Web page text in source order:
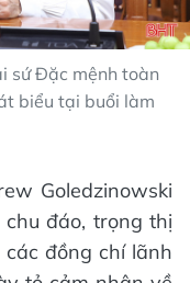
sứ Đặc mệnh toàn
biểu tại buổi làm
Goledzinowski
đáo, trọng thị
đồng chí lãnh